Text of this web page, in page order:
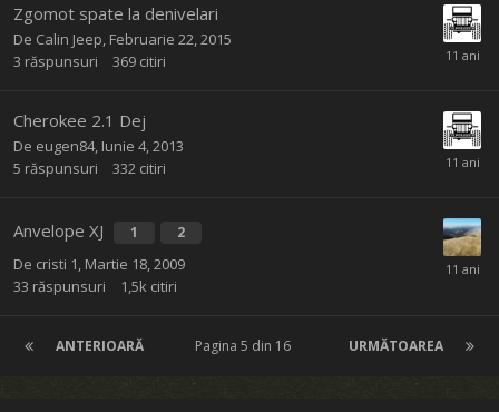
Zgomot spate la denivelari
De Calin Jeep Februarie 22, 2015
3 răspunsuri 369 citiri
Cherokee 2.1 Dej
De eugen84, Iunie 4, 2013
5 răspunsuri 332 citiri
Anvelope XJ 1 2
De cristi 1 Martie 18, 2009
33 răspunsuri 1,5k citiri
ANTERIOARĂ URMĂTOAREA
Pagina 5 din 16